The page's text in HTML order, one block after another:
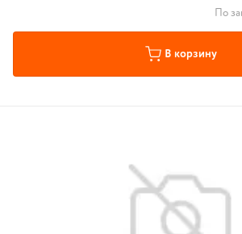
По
В корзину